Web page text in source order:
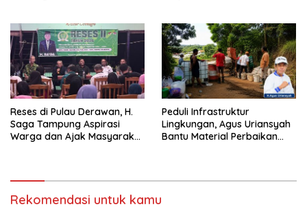
Reses di Pulau Derawan, H.
Saga Tampung Aspirasi
Warga dan Ajak Masyarakat
Peduli Infrastruktur
Lingkungan, Agus Uriansyah
Bantu Material Perbaikan
Rekomendasi untuk kamu